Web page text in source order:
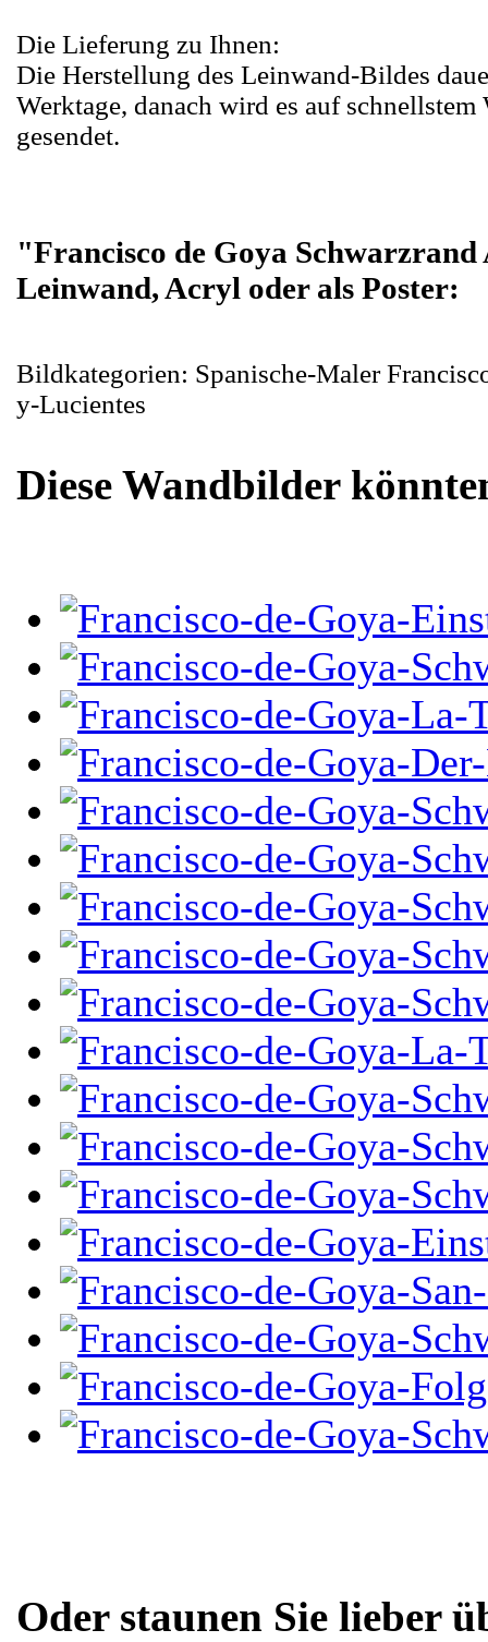
Die Lieferung zu Ihnen:
Die Herstellung des Leinwand-Bildes
Werktage, danach wird es auf schnellstem
gesendet.
"Francisco de Goya
Leinwand, Acryl oder als Poster:
Bildkategorien: Spanische-Maler
y-Lucientes
Diese Wandbilder
Oder staunen Sie lieber